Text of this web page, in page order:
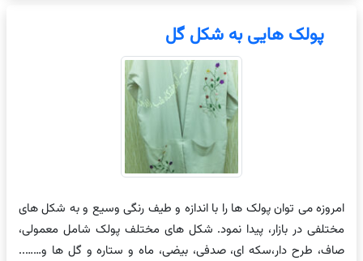
پولک هایی به شکل گل
امروزه می توان پولک ها را با اندازه و طیف رنگی وسیع و به شکل های
مختلفی در بازار، پیدا نمود. شکل های مختلف پولک شامل معمولی،
صاف، طرح دار،سکه ای، صدفی، بیضی، ماه و ستاره و گل ها و……..